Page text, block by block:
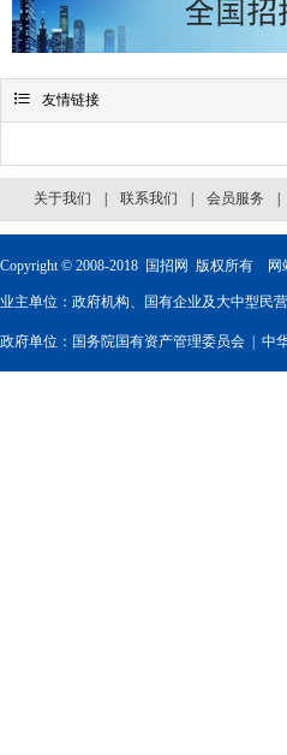
 友情链接
关于我们 联系我们 会员服务
Copyright © 2008-2018 国招网 版权所有 网
业主单位：政府机构、国有企业及大中型民
政府单位： 国务院国有资产管理委员会 中